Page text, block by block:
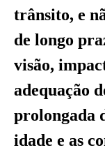
trânsito, e
de longo
visão,
adequação
prolongada
idade e as